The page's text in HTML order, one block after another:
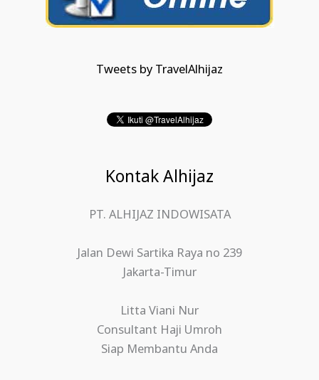
Tweets by TravelAlhijaz
Kontak Alhijaz
PT. ALHIJAZ INDOWISATA
Jalan Dewi Sartika Raya no 239
Jakarta-Timur
Litta Viani Nur
Consultant Haji Umroh
Siap Membantu Anda